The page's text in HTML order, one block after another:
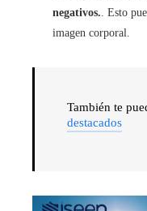
negativos.. Esto
imagen corporal.
También te
destacados